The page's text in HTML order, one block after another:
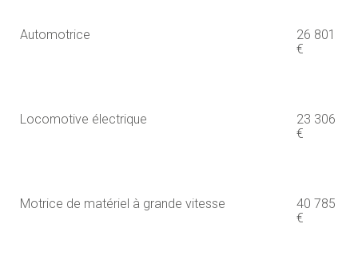
Automotrice
26 801
€
Locomotive électrique
23 306
€
Motrice de matériel à grande vitesse
40 785
€